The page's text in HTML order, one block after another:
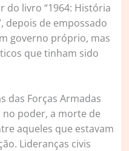
do livro “1964: História
depois de empossado
governo próprio, mas
que tinham sido
das Forças Armadas
no poder, a morte de
aqueles que estavam
Lideranças civis